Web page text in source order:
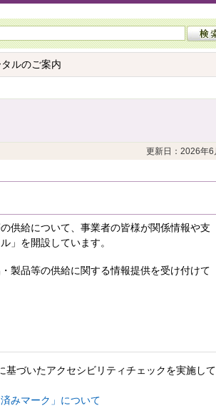
ルのご案内
更新日：2026年6
供給について、事業者の皆様が関係情報や支
」を開設しています。
製品等の供給に関する情報提供を受け付けて
基づいたアクセシビリティチェックを実施して
みマーク」について